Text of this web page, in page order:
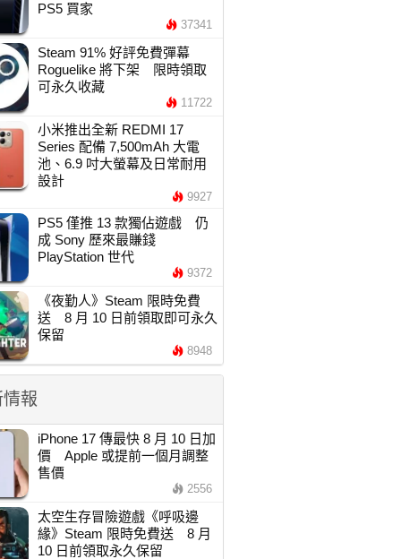
PS5 買家
37341
Steam 91% 好評免費彈幕
Roguelike 將下架 限時領取
可永久收藏
11722
小米推出全新 REDMI 17
Series 配備 7,500mAh 大電
池、6.9 吋大螢幕及日常耐用
設計
9927
PS5 僅推 13 款獨佔遊戲 仍
成 Sony 歷來最賺錢
PlayStation 世代
9372
《夜勤人》Steam 限時免費
送 8 月 10 日前領取即可永久
保留
8948
報
iPhone 17 傳最快 8 月 10 日加
價 Apple 或提前一個月調整
售價
2556
太空生存冒險遊戲《呼吸邊
緣》Steam 限時免費送 8 月
10 日前領取永久保留